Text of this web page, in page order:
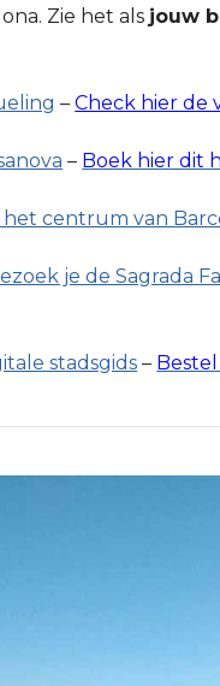
Zie het als jouw
–Check hier de
– Boek hier dit
centrum van
je de Sagrada
stadsgids –